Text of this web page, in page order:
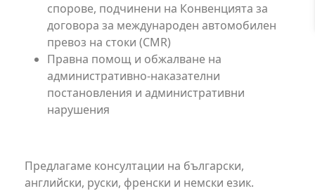
спорове, подчинени на Конвенцията за
договора за международен автомобилен
превоз на стоки (CMR)
Правна помощ и обжалване на
административно-наказателни
постановления и административни
нарушения
Предлагаме консултации на български,
английски, руски, френски и немски език.